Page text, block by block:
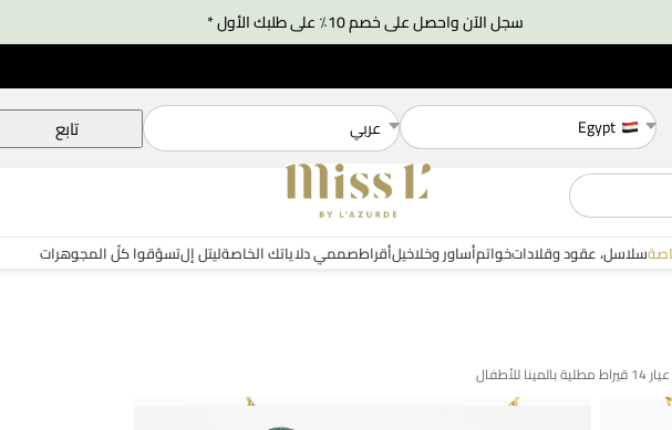
سجل الآن واحصل على خصم 10٪ على طلبك الأول *
Egypt عربي تابع
سلاسل، عقود وقلاداتخواتمأساور وخلاخيلأقراطصممي دلاياتك الخاصةليتل إلتسوّقوا كلّ المجوهرات